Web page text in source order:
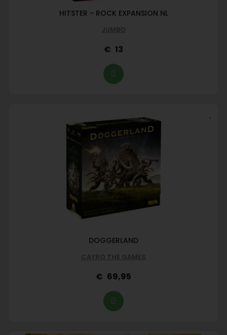
HITSTER - ROCK EXPANSION NL
JUMBO
13
DOGGERLAND
CAYRO THE GAMES
69,95